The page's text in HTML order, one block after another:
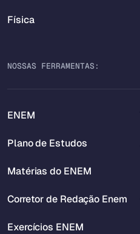
Física
NOSSAS FERRAMENTAS:
ENEM
Plano de Estudos
Matérias do ENEM
Corretor de Redação Enem
Exercícios ENEM